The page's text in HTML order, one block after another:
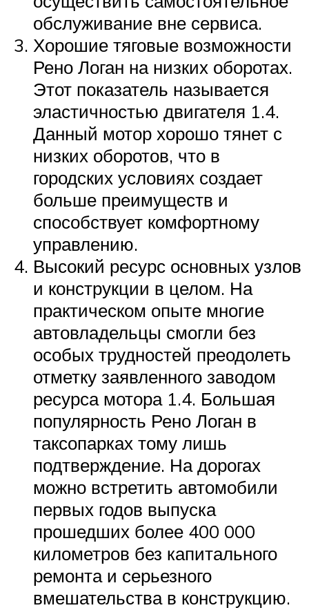
обслуживание вне сервиса.
Хорошие тяговые возможности
Рено Логан на низких оборотах.
Этот показатель называется
эластичностью двигателя 1.4.
Данный мотор хорошо тянет с
низких оборотов, что в
городских условиях создает
больше преимуществ и
способствует комфортному
управлению.
Высокий ресурс основных узлов
и конструкции в целом. На
практическом опыте многие
автовладельцы смогли без
особых трудностей преодолеть
отметку заявленного заводом
ресурса мотора 1.4. Большая
популярность Рено Логан в
таксопарках тому лишь
подтверждение. На дорогах
можно встретить автомобили
первых годов выпуска
прошедших более 400 000
километров без капитального
ремонта и серьезного
вмешательства в конструкцию.